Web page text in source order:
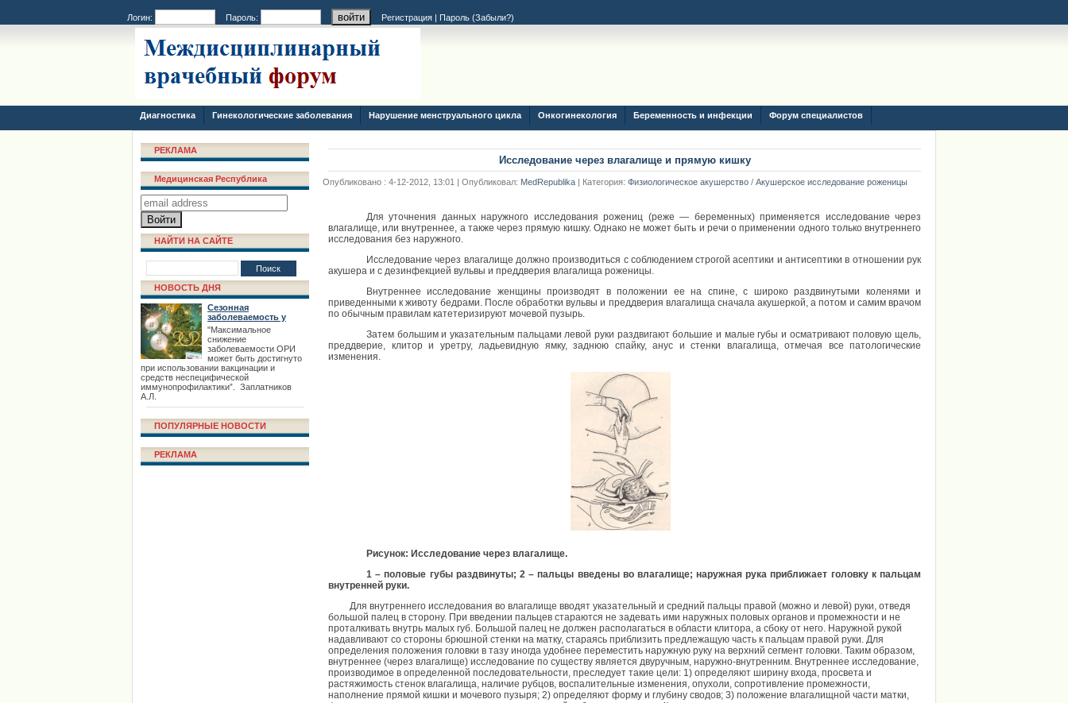
Логин: Пароль: Регистрация | Пароль (Забыли?)
Диагностика Гинекологические заболевания Нарушение менструального цикла Онкогинекология Беременность и инфекции Форум специалистов
РЕКЛАМА
Медицинская Республика
НАЙТИ НА САЙТЕ
НОВОСТЬ ДНЯ
Сезонная
заболеваемость у
взрослых
"Максимальное
снижение
заболеваемости ОРИ
может быть достигнуто
при использовании вакцинации и
средств неспецифической
иммунопрофилактики”. Заплатников
А.Л.
ПОПУЛЯРНЫЕ НОВОСТИ
РЕКЛАМА
Исследование через влагалище и прямую кишку
Опубликовано : 4-12-2012, 13:01 | Опубликовал: MedRepublika | Категория: Физиологическое акушерство / Акушерское исследование роженицы
Для уточнения данных наружного исследования рожениц (реже — беременных) применяется исследование через
влагалище, или внутреннее, а также через прямую кишку. Однако не может быть и речи о применении одного только внутреннего
исследования без наружного.
Исследование через влагалище должно производиться с соблюдением строгой асептики и антисептики в отношении рук
акушера и с дезинфекцией вульвы и преддверия влагалища роженицы.
Внутреннее исследование женщины производят в положении ее на спине, с широко раздвинутыми коленями и
приведенными к животу бедрами. После обработки вульвы и преддверия влагалища сначала акушеркой, а потом и самим врачом
по обычным правилам катетеризируют мочевой пузырь.
Затем большим и указательным пальцами левой руки раздвигают большие и малые губы и осматривают половую щель,
преддверие, клитор и уретру, ладьевидную ямку, заднюю спайку, анус и стенки влагалища, отмечая все патологические
изменения.
Рисунок: Исследование через влагалище.
1 – половые губы раздвинуты; 2 – пальцы введены во влагалище; наружная рука приближает головку к пальцам
внутренней руки.
Для внутреннего исследования во влагалище вводят указательный и средний пальцы правой (можно и левой) руки, отведя
большой палец в сторону. При введении пальцев стараются не задевать ими наружных половых органов и промежности и не
проталкивать внутрь малых губ. Большой палец не должен располагаться в области клитора, а сбоку от него. Наружной рукой
надавливают со стороны брюшной стенки на матку, стараясь приблизить предлежащую часть к пальцам правой руки. Для
определения положения головки в тазу иногда удобнее переместить наружную руку на верхний сегмент головки. Таким образом,
внутреннее (через влагалище) исследование по существу является двуручным, наружно-внутренним. Внутреннее исследование,
производимое в определенной последовательности, преследует такие цели: 1) определяют ширину входа, просвета и
растяжимость стенок влагалища, наличие рубцов, воспалительные изменения, опухоли, сопротивление промежности,
наполнение прямой кишки и мочевого пузыря; 2) определяют форму и глубину сводов; 3) положение влагалищной части матки,